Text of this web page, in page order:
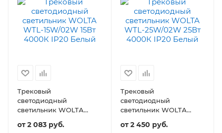
Трековый
светодиодный
светильник WOLTA
IP20
от2 083 руб.
Трековый
светодиодный
светильник WOLTA
IP20
от2 450 руб.